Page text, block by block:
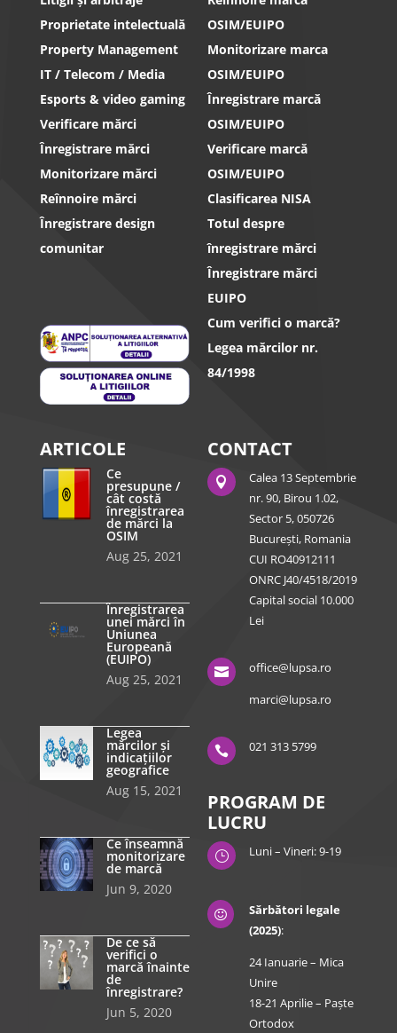
Proprietate intelectuală
Property Management
IT / Telecom / Media
Esports & video gaming
Verificare mărci
Înregistrare mărci
Monitorizare mărci
Reînnoire mărci
Înregistrare design
comunitar
OSIM/EUIPO
Monitorizare marca
OSIM/EUIPO
Înregistrare marcă
OSIM/EUIPO
Verificare marcă
OSIM/EUIPO
Clasificarea NISA
Totul despre
înregistrare mărci
Înregistrare mărci
EUIPO
Cum verifici o marcă?
Legea mărcilor nr.
84/1998
ARTICOLE
Ce
presupune /
cât costă
înregistrarea
de mărci la
OSIM
Aug 25, 2021
Înregistrarea
unei mărci în
Uniunea
Europeană
(EUIPO)
Aug 25, 2021
Legea
mărcilor și
indicațiilor
geografice
Aug 15, 2021
Ce înseamnă
monitorizare
de marcă
Jun 9, 2020
De ce să
verifici o
marcă înainte
de
înregistrare?
Jun 5, 2020
CONTACT

Calea 13 Septembrie
nr. 90, Birou 1.02,
Sector 5, 050726
București, Romania
CUI RO40912111
ONRC J40/4518/2019
Capital social 10.000
Lei

office@lupsa.ro
marci@lupsa.ro
 021 313 5799
PROGRAM DE
LUCRU
} Luni – Vineri: 9-19

Sărbători legale
(2025):
24 Ianuarie – Mica
Unire
18-21 Aprilie – Paște
Ortodox